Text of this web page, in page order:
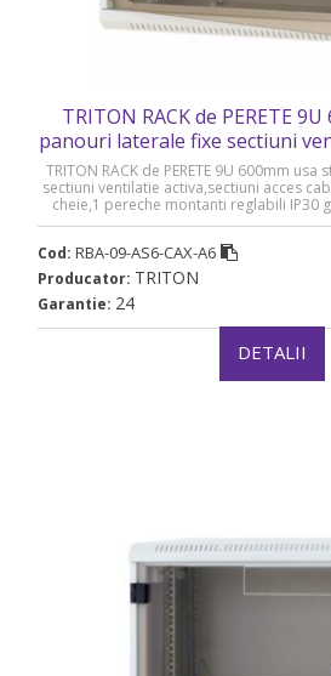
TRITON RACK de PERETE
panouri laterale fixe sectiuni
09-AS6-CAX-
TRITON RACK de PERETE 9U 600mm
sectiuni ventilatie activa,sectiuni acces
cheie,1 pereche montanti reglabili IP30
Cod: RBA-09-AS6-CAX-A6
Producator: TRITON
Garantie: 24
DETALII